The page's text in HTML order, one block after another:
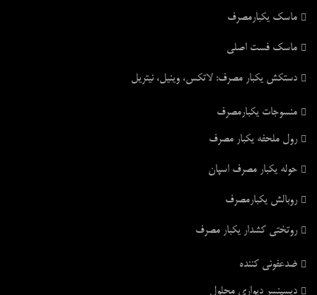
ماسک یکبارمصرف
ماسک فست اصلی
دستکش یکبار مصرف: لاتکس، وینیل، نیتریل
منسوجات یکبارمصرف
رول ملحفه یکبار مصرف
حوله یکبار مصرف اسپان
روبالش یکبارمصرف
روتختی کشدار یکبار مصرف
ضدعفونی کننده
دیسپنسر دیواری محلول